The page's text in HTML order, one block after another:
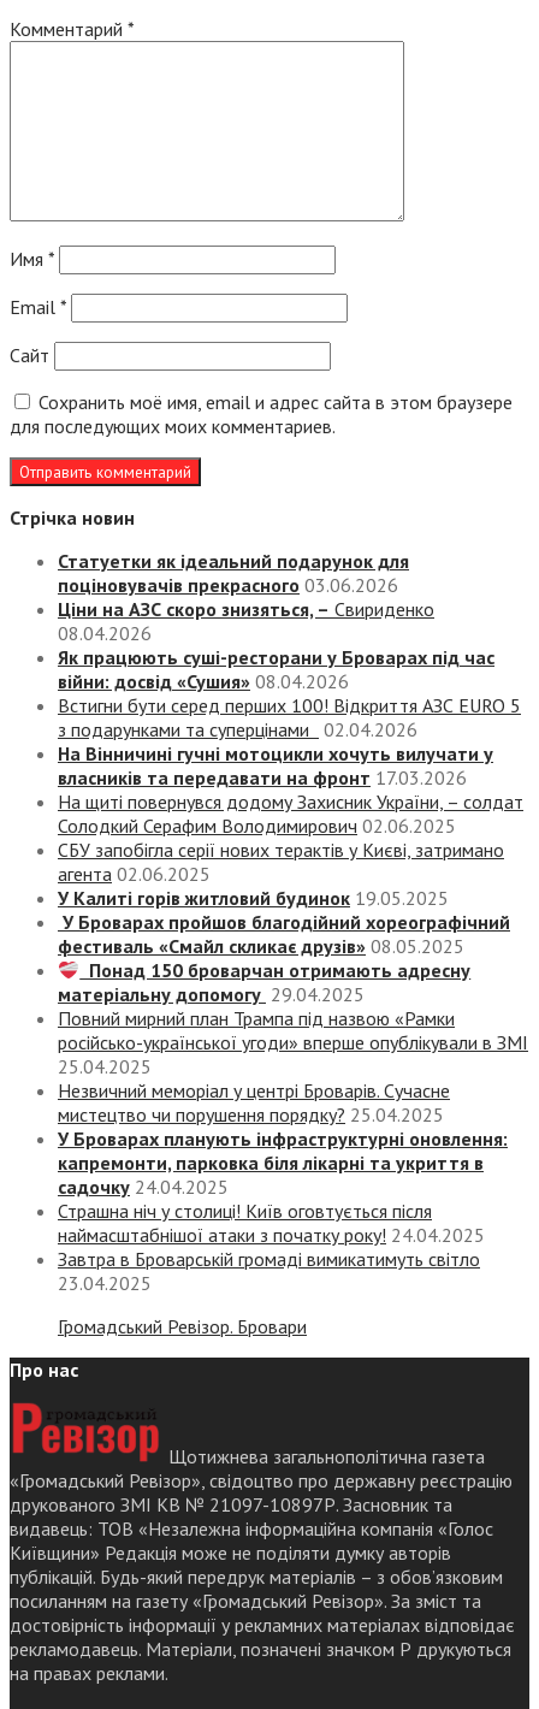
Комментарий *
Имя *
Email *
Сайт
Сохранить моё имя, email и адрес сайта в этом браузере
для последующих моих комментариев.
Стрічка новин
Статуетки як ідеальний подарунок для
поціновувачів прекрасного 03.06.2026
Ціни на АЗС скоро знизяться, – Свириденко
08.04.2026
Як працюють суші-ресторани у Броварах під час
війни: досвід «Сушия» 08.04.2026
Встигни бути серед перших 100! Відкриття АЗС EURO 5
з подарунками та суперцінами
02.04.2026
На Вінничині гучні мотоцикли хочуть вилучати у
власників та передавати на фронт 17.03.2026
На щиті повернувся додому Захисник України, – солдат
Солодкий Серафим Володимирович 02.06.2025
СБУ запобігла серії нових терактів у Києві, затримано
агента 02.06.2025
У Калиті горів житловий будинок 19.05.2025
У Броварах пройшов благодійний хореографічний
фестиваль «Смайл скликає друзів» 08.05.2025
Понад 150 броварчан отримають адресну
матеріальну допомогу 29.04.2025
Повний мирний план Трампа під назвою «‎Рамки
російсько-української угоди» вперше опублікували в ЗМІ
25.04.2025
Незвичний меморіал у центрі Броварів. Сучасне
мистецтво чи порушення порядку? 25.04.2025
У Броварах планують інфраструктурні оновлення:
капремонти, парковка біля лікарні та укриття в
садочку 24.04.2025
Страшна ніч у столиці! Київ оговтується після
наймасштабнішої атаки з початку року! 24.04.2025
Завтра в Броварській громаді вимикатимуть світло
23.04.2025
Громадський Ревізор. Бровари
Про нас
Щотижнева загальнополітична газета
«Громадський Ревізор», свідоцтво про державну реєстрацію
друкованого ЗМІ КВ № 21097-10897Р. Засновник та
видавець: ТОВ «Незалежна інформаційна компанія «Голос
Київщини» Редакція може не поділяти думку авторів
публікацій. Будь-який передрук матеріалів – з обов’язковим
посиланням на газету «Громадський Ревізор». За зміст та
достовірність інформації у рекламних матеріалах відповідає
рекламодавець. Матеріали, позначені значком Р друкуються
на правах реклами.